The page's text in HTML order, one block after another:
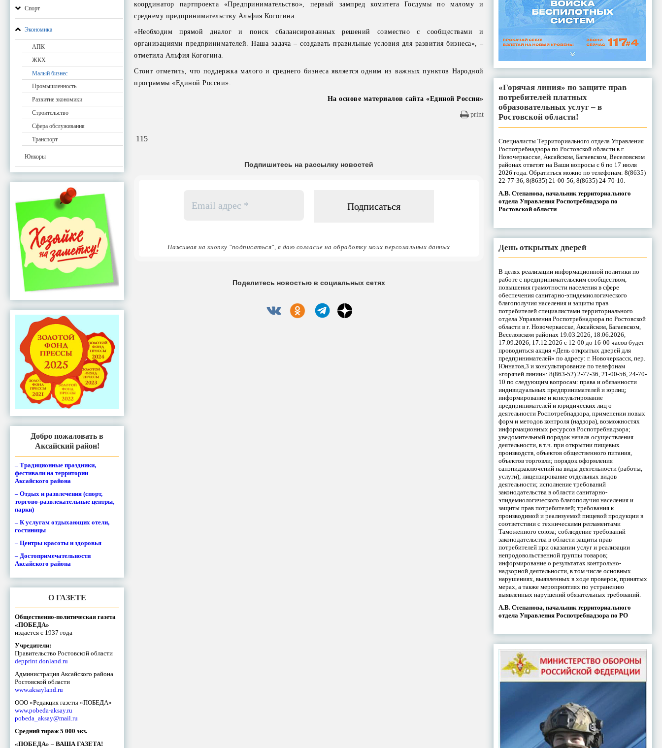
Спорт
Экономика
АПК
ЖКХ
Малый бизнес
Промышленность
Развитие экономики
Строительство
Сфера обслуживания
Транспорт
Юнкоры
Добро пожаловать в
Аксайский район!
– Традиционные праздники,
фестивали на территории
Аксайского района
– Отдых и развлечения (спорт,
торгово-развлекательные центры,
парки)
– К услугам отдыхающих отели,
гостиницы
– Центры красоты и здоровья
– Достопримечательности
Аксайского района
О ГАЗЕТЕ
Общественно-политическая газета
«ПОБЕДА»
издается с 1937 года
Учредители:
Правительство Ростовской области
depprint.donland.ru
Администрация Аксайского района
Ростовской области
www.aksayland.ru
ООО «Редакция газеты «ПОБЕДА»
www.pobeda-aksay.ru
pobeda_aksay@mail.ru
Средний тираж 5 000 экз.
«ПОБЕДА» – ВАША ГАЗЕТА!
координатор партпроекта «Предпринимательство», первый зампред комитета Госдумы по малому и
среднему предпринимательству Альфия Когогина.
«Необходим прямой диалог и поиск сбалансированных решений совместно с сообществами и
организациями предпринимателей. Наша задача – создавать правильные условия для развития бизнеса», –
отметила Альфия Когогина.
Стоит отметить, что поддержка малого и среднего бизнеса является одним из важных пунктов Народной
программы «Единой России».
На основе материалов сайта «Единой России»
print
115
Подпишитесь на рассылку новостей
адрес
Нажимая на кнопку "подписаться", я даю согласие на обработку моих персональных данных
Поделитесь новостью в социальных сетях
«Горячая линия» по защите прав
потребителей платных
образовательных услуг – в
Ростовской области!
Специалисты Территориального отдела Управления
Роспотребнадзора по Ростовской области в г.
Новочеркасске, Аксайском, Багаевском, Веселовском
районах ответят на Ваши вопросы с 6 по 17 июля
2026 года. Обратиться можно по телефонам: 8(8635)
22-77-36, 8(8635) 21-00-56, 8(8635) 24-70-10.
А.В. Степанова, начальник территориального
отдела Управления Роспотребнадзора по
Ростовской области
День открытых дверей
В целях реализации информационной политики по
работе с предпринимательским сообществом,
повышения грамотности населения в сфере
обеспечения санитарно-эпидемиологического
благополучия населения и защиты прав
потребителей специалистами территориального
отдела Управления Роспотребнадзора по Ростовской
области в г. Новочеркасске, Аксайском, Багаевском,
Веселовском районах 19.03.2026, 18.06.2026,
17.09.2026, 17.12.2026 с 12-00 до 16-00 часов будет
проводиться акция «День открытых дверей для
предпринимателей» по адресу: г. Новочеркасск, пер.
Юннатов,3 и консультирование по телефонам
«горячей линии»: 8(863-52) 2-77-36, 21-00-56, 24-70-
10 по следующим вопросам: права и обязанности
индивидуальных предпринимателей и юрлиц;
информирование и консультирование
предпринимателей и юридических лиц о
деятельности Роспотребнадзора, применении новых
форм и методов контроля (надзора), возможностях
информационных ресурсов Роспотребнадзора;
уведомительный порядок начала осуществления
деятельности, в т.ч. при открытии пищевых
производств, объектов общественного питания,
объектов торговли; порядок оформления
санэпидзаключений на виды деятельности (работы,
услуги); лицензирование отдельных видов
деятельности; исполнение требований
законодательства в области санитарно-
эпидемиологического благополучия населения и
защиты прав потребителей; требования к
производимой и реализуемой пищевой продукции в
соответствии с техническими регламентами
Таможенного союза; соблюдение требований
законодательства в области защиты прав
потребителей при оказании услуг и реализации
непродовольственной группы товаров;
информирование о результатах контрольно-
надзорной деятельности, в том числе основных
нарушениях, выявленных в ходе проверок, принятых
мерах, а также мероприятиях по устранению
выявленных нарушений обязательных требований.
А.В. Степанова, начальник территориального
отдела Управления Роспотребнадзора по РО